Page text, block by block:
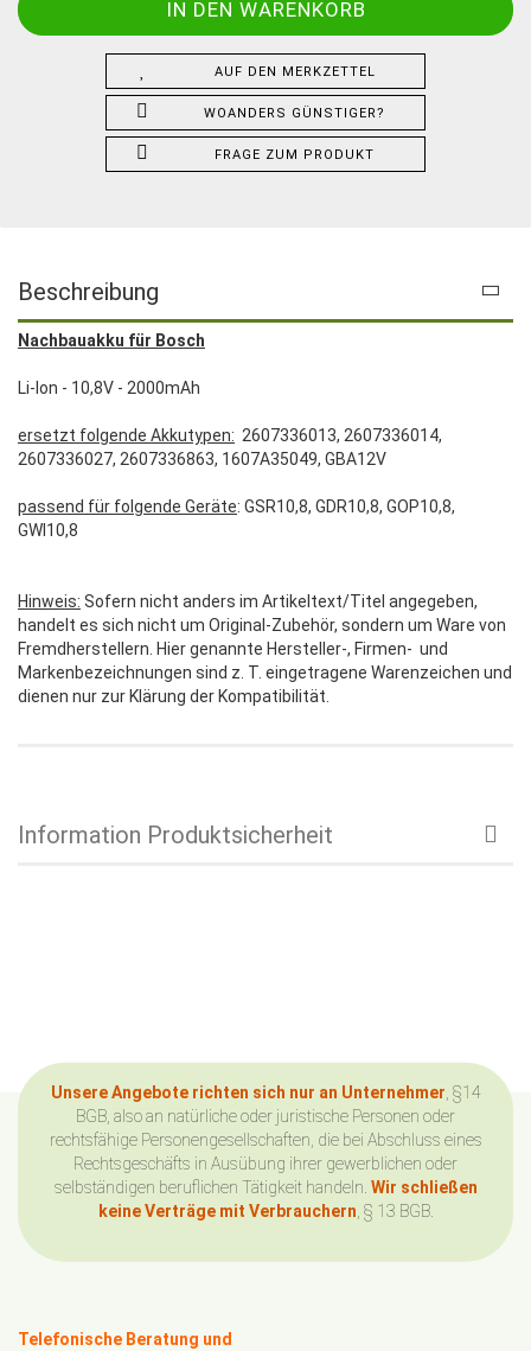
AUF DEN MERKZETTEL
WOANDERS GÜNSTIGER?
FRAGE ZUM PRODUKT
Beschreibung
Nachbauakku für Bosch
Li-Ion - 10,8V - 2000mAh
ersetzt folgende Akkutypen: 2607336013, 2607336014,
2607336027, 2607336863, 1607A35049, GBA12V
passend für folgende Geräte: GSR10,8, GDR10,8, GOP10,8,
GWI10,8
Hinweis: Sofern nicht anders im Artikeltext/Titel angegeben,
handelt es sich nicht um Original-Zubehör, sondern um Ware von
Fremdherstellern. Hier genannte Hersteller-, Firmen- und
Markenbezeichnungen sind z. T. eingetragene Warenzeichen und
dienen nur zur Klärung der Kompatibilität.
Information Produktsicherheit
Unsere Angebote richten sich nur an Unternehmer , §14
BGB, also an natürliche oder juristische Personen oder
rechtsfähige Personengesellschaften, die bei Abschluss eines
Rechtsgeschäfts in Ausübung ihrer gewerblichen oder
selbständigen beruflichen Tätigkeit handeln. Wir schließen
keine Verträge mit Verbrauchern , § 13 BGB.
Telefonische Beratung und